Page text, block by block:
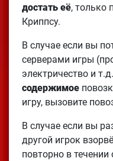
достать её, только
Криппсу.
В случае если вы
серверами игры
электричество и
содержимое
игру, вызовите
В случае если вы
другой игрок
повторно в